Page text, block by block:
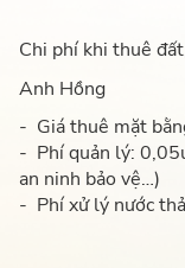
Chi phí khi thuê
Anh Hồng
- Giá thuê mặt
- Phí quản lý:
an ninh bảo vệ…)
- Phí xử lý nước